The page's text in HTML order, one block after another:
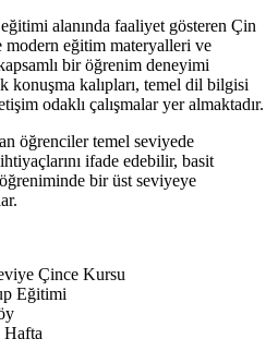
alanında faaliyet gösteren Çin
eğitim materyalleri ve
bir öğrenim deneyimi
konuşma kalıpları, temel dil bilgisi
odaklı çalışmalar yer almaktadır.
öğrenciler temel seviyede
ifade edebilir, basit
bir üst seviyeye
Çince Kursu
Eğitimi
Hafta